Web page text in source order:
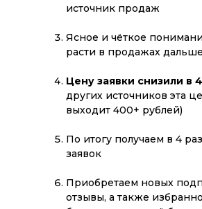
Отзывы
Портфолио
источник продаж
Ясное и чёткое
расти в продажах дальше
Цену заявки снизили в
других источников эта
выходит 400+ рублей)
По итогу получаем в 4
заявок
Приобретаем новых
отзывы, а также
КОНТАКТЫ
+7 999 699 70 69
Пн-Пт: с 10.00 до 19.00
ИНН: 363103307469
ОГРНИП: 321366800019712